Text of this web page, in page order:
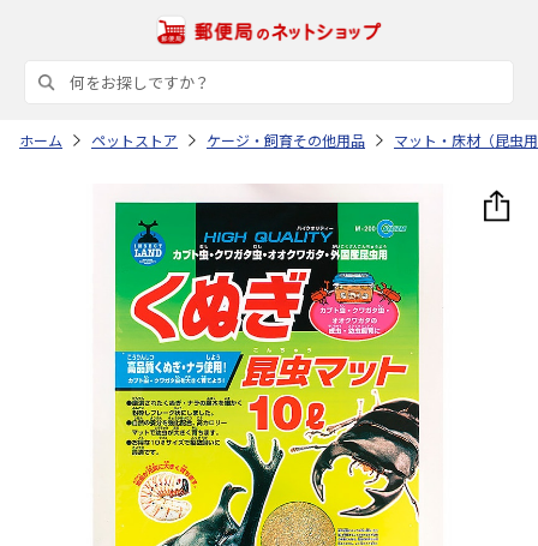
ホーム ペットストア ケージ・飼育その他用品 マット・床材（昆虫